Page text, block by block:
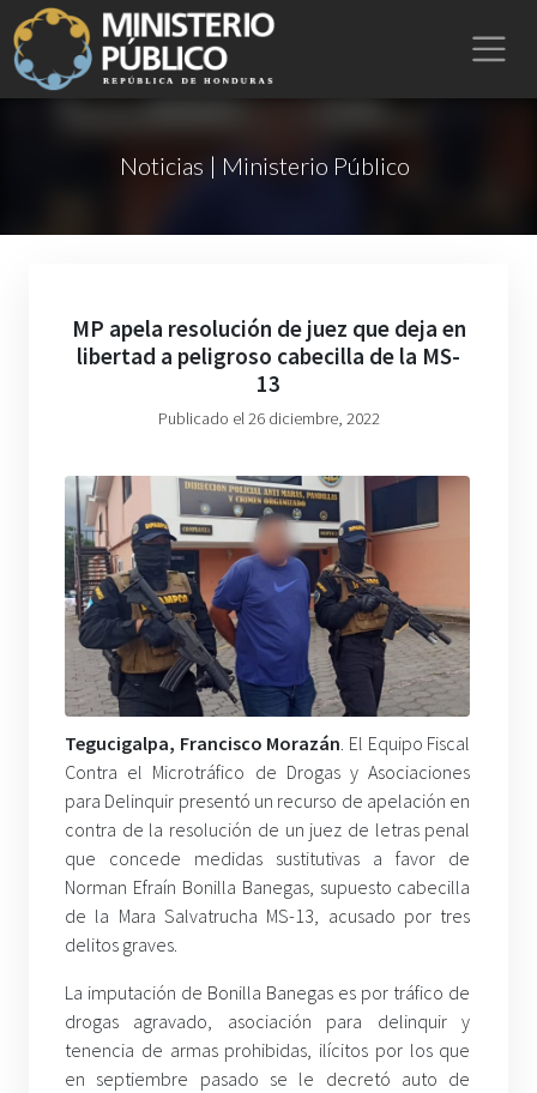
Noticias | Ministerio Público
MP apela resolución de juez que deja en
libertad a peligroso cabecilla de la MS-
13
Publicado el 26 diciembre, 2022
Tegucigalpa, Francisco Morazán. El Equipo Fiscal
Contra el Microtráfico de Drogas y Asociaciones
para Delinquir presentó un recurso de apelación en
contra de la resolución de un juez de letras penal
que concede medidas sustitutivas a favor de
Norman Efraín Bonilla Banegas, supuesto cabecilla
de la Mara Salvatrucha MS-13, acusado por tres
delitos graves.
La imputación de Bonilla Banegas es por tráfico de
drogas agravado, asociación para delinquir y
tenencia de armas prohibidas, ilícitos por los que
en septiembre pasado se le decretó auto de